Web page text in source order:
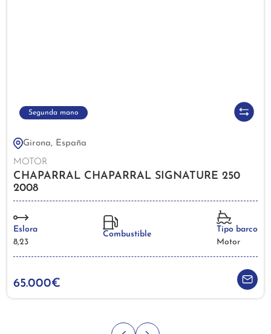
Segunda mano
Girona, España
MOTOR
CHAPARRAL CHAPARRAL SIGNATURE 250
2008
Eslora
8,23
Combustible
Tipo barco
Motor
65.000€